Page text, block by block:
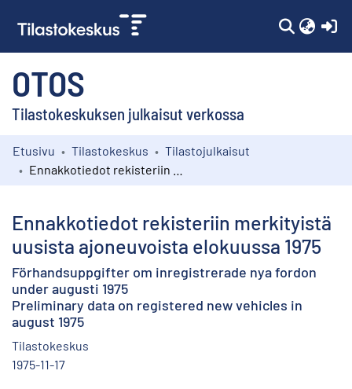
OTOS
Tilastokeskuksen julkaisut verkossa
Kokoelmat
Etusivu Tilastokeskus
Tilastojulkaisut
Ennakkotiedot rekisteriin merkityistä
uusista ajoneuvoista elokuussa 1975
Förhandsuppgifter om inregistrerade nya fordon
under augusti 1975
Preliminary data on registered new vehicles in
august 1975
Tilastokeskus
1975-11-17